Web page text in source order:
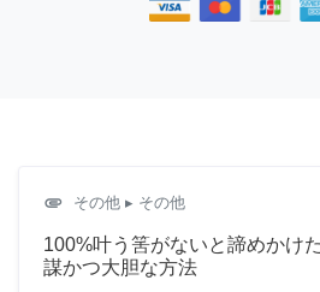
attachment その他 ▸ その他
100%叶う筈がないと諦めかけ
謀かつ大胆な方法